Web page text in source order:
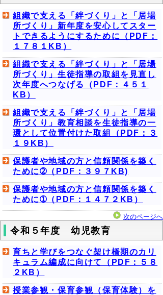
組織で支える「絆づくり」と「居場
所づくり」新年度を安心してスター
トできるようにするために（PDF：
１７８１KB）
組織で支える「絆づくり」と「居場
所づくり」生徒指導の取組を見直し
次年度へつなげる（PDF：４５１
KB）
組織で支える「絆づくり」と「居場
所づくり」教育相談を生徒指導の一
環として位置付けた取組（PDF：３
１９KB）
保護者や地域の方と信頼関係を築く
ために➁（PDF：３９７KB)
保護者や地域の方と信頼関係を築く
ために➀（PDF：１４７２KB）
次のページへ
令和５年度 幼児教育
育ちと学びをつなぐ架け橋期のカリ
キュラム編成に向けて（PDF：５８
２KB）
授業参観・保育参観（保育体験）を